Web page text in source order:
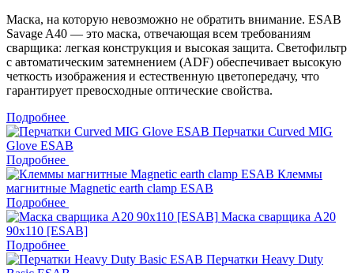
Маска, на которую невозможно не обратить внимание. ESAB
Savage A40 — это маска, отвечающая всем требованиям
сварщика: легкая конструкция и высокая защита. Светофильтр
с автоматическим затемнением (ADF) обеспечивает высокую
четкость изображения и естественную цветопередачу, что
гарантирует превосходные оптические свойства.
Подробнее
Перчатки Curved MIG
Glove ESAB
Подробнее
Клеммы
магнитные Magnetic earth clamp ESAB
Подробнее
Маска сварщика A20
90х110 [ESAB]
Подробнее
Перчатки Heavy Duty